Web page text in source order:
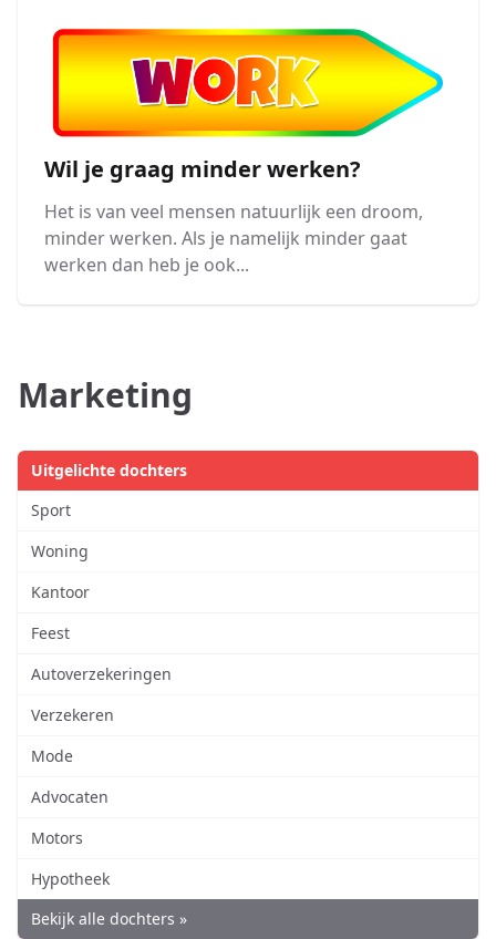
Wil je graag minder werken?
Het is van veel mensen natuurlijk een droom,
minder werken. Als je namelijk minder gaat
werken dan heb je ook...
Marketing
Uitgelichte dochters
Sport
Woning
Kantoor
Feest
Autoverzekeringen
Verzekeren
Mode
Advocaten
Motors
Hypotheek
Bekijk alle dochters »